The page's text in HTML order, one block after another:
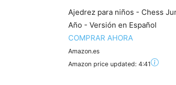
Ajedrez para niños - Chess
Año - Versión en Español
COMPRAR AHORA
Amazon.es
Amazon price updated: 4:41